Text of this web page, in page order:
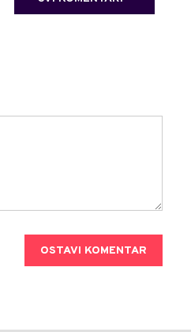
OSTAVI KOMENTAR